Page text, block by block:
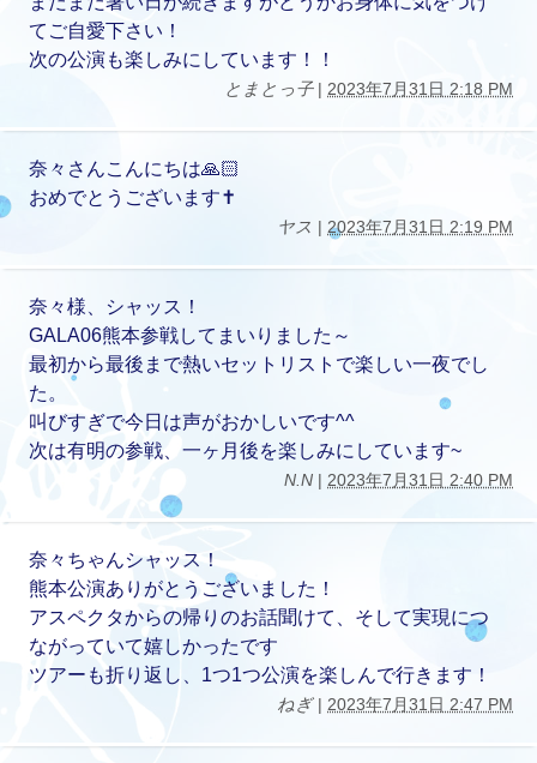
てご自愛下さい！
次の公演も楽しみにしています！！
とまとっ子| 2023年7月31日 2:18 PM
奈々さんこんにちは🙏🏻
おめでとうございます✝️
ヤス | 2023年7月31日 2:19 PM
奈々様、シャッス！
GALA06熊本参戦してまいりました～
最初から最後まで熱いセットリストで楽しい一夜でし
た。
叫びすぎで今日は声がおかしいです^^
次は有明の参戦、一ヶ月後を楽しみにしています~
N.N | 2023年7月31日 2:40 PM
奈々ちゃんシャッス！
熊本公演ありがとうございました！
アスペクタからの帰りのお話聞けて、そして実現につ
ながっていて嬉しかったです
ツアーも折り返し、1つ1つ公演を楽しんで行きます！
ねぎ| 2023年7月31日 2:47 PM